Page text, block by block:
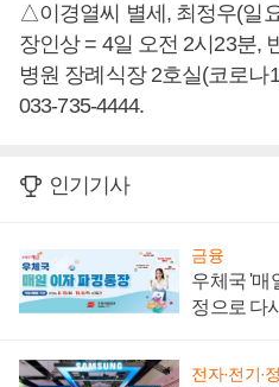
△이경열씨 별세, 최정우(일
장인상 = 4일 오전 2시23분,
병원 장례식장 2호실(코로나
033-735-4444.
인기기사
금융
우체국 '매
정으로 다
전자·전기·